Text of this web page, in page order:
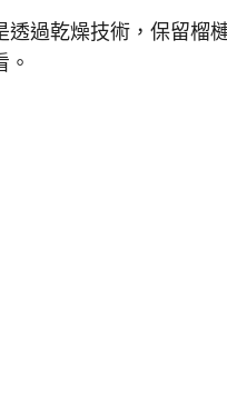
透過乾燥技術，保留榴
。